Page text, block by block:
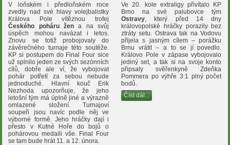
V loňském i předloňském roce
zvedly nad své hlavy volejbalistky
Králova Pole vítěznou trofej
Českého poháru žen a na svůj
úspěch mohou navázat i letos.
Znovu se totiž probojovaly do
závěrečného turnaje této soutěže.
KP si postupem do Final Four sice
už splnilo jeden ze svých sezónních
cílů, dobře ale ví, že vybojovat
pohár potřetí za sebou nebude
jednoduché. Hlavní kouč Erik
Nezhoda upozorňuje, že jeho
letošní tým má úplně jiné a výrazně
omlazené složení. Turnajoví
soupeři jsou navíc podle něj ve
výborné formě. Jeho hráčky dají i
přesto v Kutné Hoře do bojů o
pohárovou medaili vše. Final Four
se tam bude hrát 11. a 12. února.
Ve 20. kole extraligy přivítalo KP
Brno na své palubovce tým
Ostravy, který před 14 dny
královopolské hráčky porazily bez
ztráty setu. Ostrava tak na Vodovu
přijela s jasným cílem – porážku
Brnu vrátit – a to se jí povedlo.
Královo Pole v zápase vybojovalo
jediný set, a tak si na svoje konto
připsaly svěřenkyně Zdeňka
Pommera po výhře 3:1 plný počet
bodů.
Číst dál...